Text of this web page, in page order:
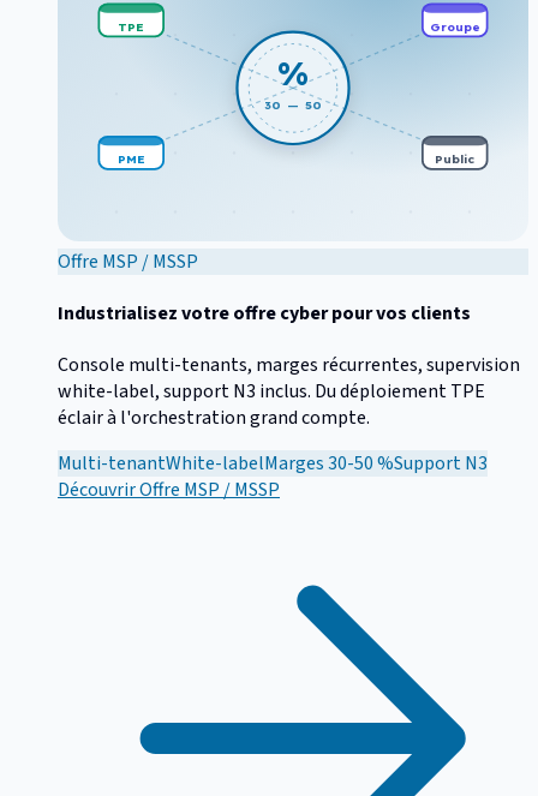
%
30 — 50
TPE
PME
Groupe
Public
Offre MSP / MSSP
Industrialisez votre offre cyber pour vos clients
Console multi-tenants, marges récurrentes, supervision
white-label, support N3 inclus. Du déploiement TPE
éclair à l'orchestration grand compte.
Multi-tenantWhite-labelMarges 30-50 %Support N3
DécouvrirOffre MSP / MSSP